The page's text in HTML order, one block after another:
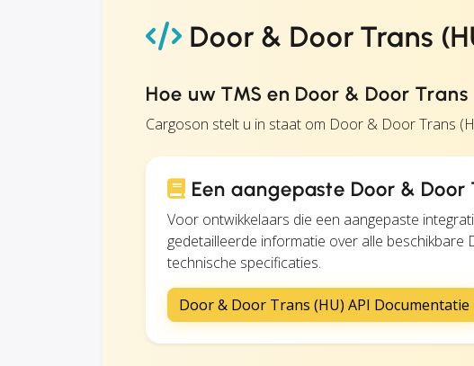
Door & Door Trans
Hoe uw TMS en Door & Door
Cargoson stelt u in staat om Door & Door Trans
Een aangepaste Door &
Voor ontwikkelaars die een aangepaste
gedetailleerde informatie over alle
technische specificaties.
Door & Door Trans (HU) API Documentatie